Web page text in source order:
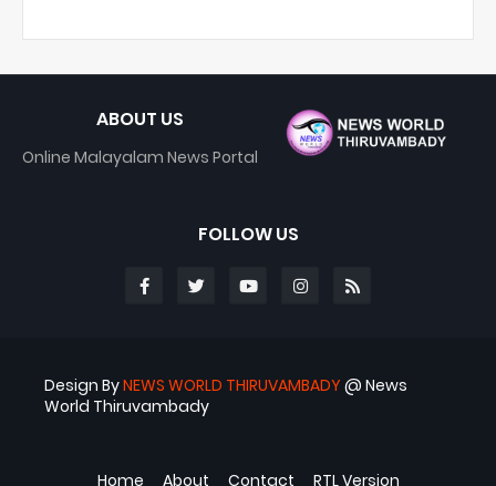
ABOUT US
Online Malayalam News Portal
FOLLOW US
Design ByNEWS WORLD THIRUVAMBADY @ News
World Thiruvambady
Home
About Contact RTL Version